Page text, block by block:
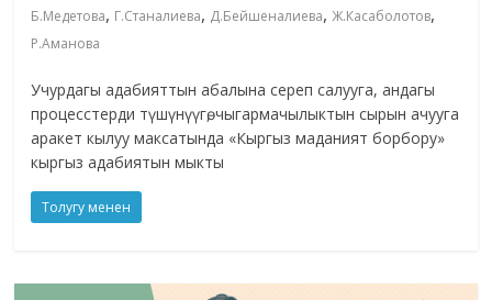
Б.Медетова, Г.Станалиева, Д.Бейшеналиева,Ж.Касаболотов,
Р.Аманова
Учурдагы адабияттын абалына сереп салууга, андагы
процесстерди түшүнүүгө, чыгармачылыктын сырын ачууга
аракет кылуу максатында «Кыргыз маданият борбору»
кыргыз адабиятын мыкты
Толугу менен